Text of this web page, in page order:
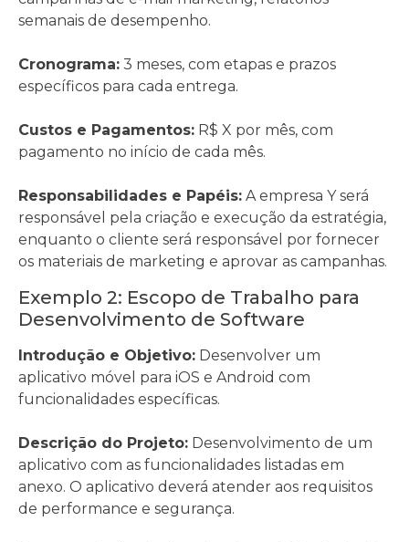
semanais de desempenho.
Cronograma: 3 meses, com etapas e prazos
específicos para cada entrega.
Custos e Pagamentos: R$ X por mês, com
pagamento no início de cada mês.
Responsabilidades e Papéis: A empresa Y será
responsável pela criação e execução da estratégia,
enquanto o cliente será responsável por fornecer
os materiais de marketing e aprovar as campanhas.
Exemplo 2: Escopo de Trabalho para
Desenvolvimento de Software
Introdução e Objetivo: Desenvolver um
aplicativo móvel para iOS e Android com
funcionalidades específicas.
Descrição do Projeto: Desenvolvimento de um
aplicativo com as funcionalidades listadas em
anexo. O aplicativo deverá atender aos requisitos
de performance e segurança.